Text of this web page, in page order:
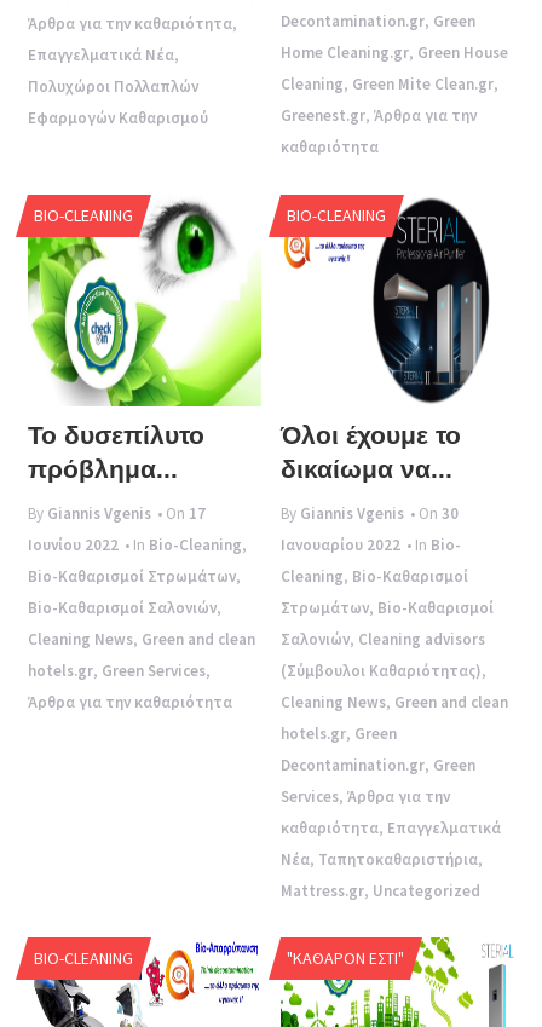
Άρθρα για την καθαριότητα,
Επαγγελματικά Νέα,
Πολυχώροι Πολλαπλών
Εφαρμογών Καθαρισμού
Decontamination.gr, Green
Home Cleaning.gr, Green House
Cleaning, Green Mite Clean.gr,
Greenest.gr,Άρθρα για την
καθαριότητα
BIO-CLEANING
Το δυσεπίλυτο
πρόβλημα...
By Giannis Vgenis • On 17
Ιουνίου 2022 • In Bio-Cleaning,
Bio-Καθαρισμοί Στρωμάτων,
Bio-Καθαρισμοί Σαλονιών,
Cleaning News, Green and clean
hotels.gr, Green Services,
Άρθρα για την καθαριότητα
BIO-CLEANING
Όλοι έχουμε το
δικαίωμα να...
By Giannis Vgenis • On30
Ιανουαρίου 2022 • In Bio-
Cleaning, Bio-Καθαρισμοί
Στρωμάτων, Bio-Καθαρισμοί
Σαλονιών, Cleaning advisors
(Σύμβουλοι Καθαριότητας),
Cleaning News, Green and clean
hotels.gr, Green
Decontamination.gr, Green
Services,Άρθρα για την
καθαριότητα, Επαγγελματικά
Νέα, Ταπητοκαθαριστήρια,
Mattress.gr, Uncategorized
BIO-CLEANING "ΚΑΘΑΡΌΝ ΕΣΤΊ"